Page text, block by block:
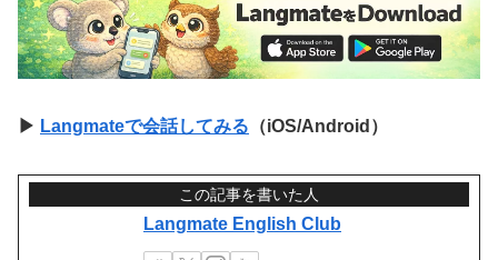
▶ Langmateで会話してみる （iOS/Android）
この記事を書いた人
Langmate English Club